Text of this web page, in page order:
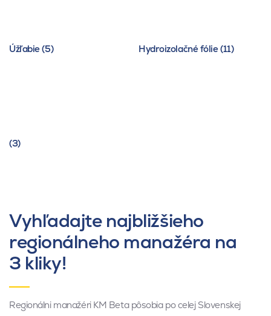
Úžľabie (5) Hydroizolačné fólie (11)
(3)
Vyhľadajte najbližšieho
regionálneho manažéra na
3 kliky!
Regionálni manažéri KM Beta pôsobia po celej Slovenskej